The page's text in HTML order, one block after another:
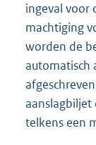
ingeval voor
machtiging
worden de
automatisch
aanslagbiljet
telkens een